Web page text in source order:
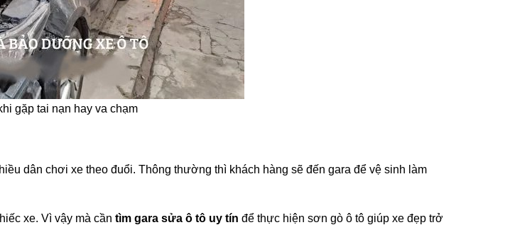
gặp tai nạn hay va chạm
dân chơi xe theo đuổi. Thông thường thì khách hàng sẽ đến gara để vệ sinh làm
xe. Vì vậy mà cần tìm gara sửa ô tô uy tín để thực hiện sơn gò ô tô giúp xe đẹp trở